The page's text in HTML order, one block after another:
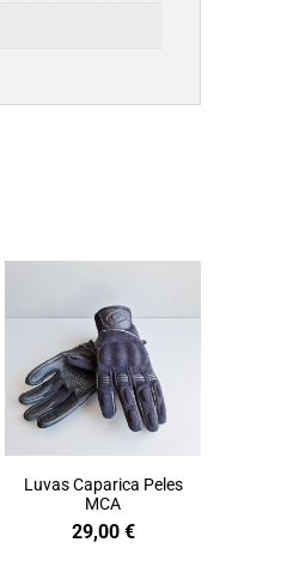
Luvas Caparica Peles
MCA
29,00 €